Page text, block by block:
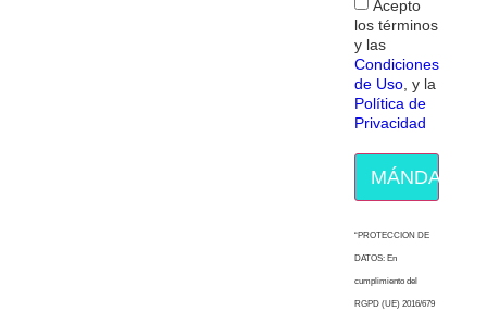
Acepto
los términos
y las
Condiciones
de Uso, y la
Política de
Privacidad
MÁNDAME
“PROTECCION DE
DATOS: En
cumplimiento del
RGPD (UE) 2016/679